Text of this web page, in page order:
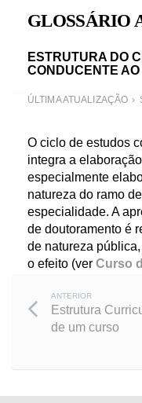
GLOSSÁRIO
ESTRUTURA DO
CONDUCENTE
ÚLTIMA ATUALIZAÇÃO
O ciclo de estudos
integra a
especialmente
natureza do ramo
especialidade. A
de doutoramento é
de natureza
o efeito (ver Curso
Post
ANTERIOR
Estrutura
de um curso